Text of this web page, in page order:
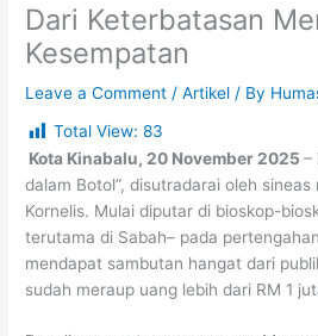
Dari Keterbatasan
Kesempatan
Leave a Comment /Artikel / By
Total View: 83
Kota Kinabalu, 20 November 2025–
dalam Botol”, disutradarai oleh sineas
Kornelis. Mulai diputar di bioskop-
terutama di Sabah– pada
mendapat sambutan hangat dari
sudah meraup uang lebih dari RM 1